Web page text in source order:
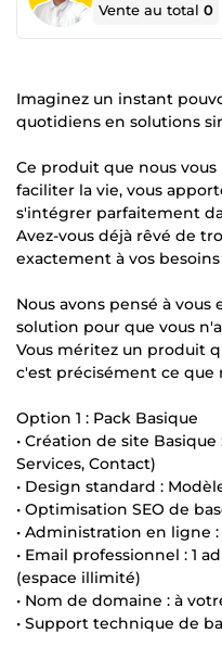
Vente au total0
Imaginez un instant
quotidiens en solutions
Ce produit que nous
faciliter la vie, vous
s'intégrer parfaitement
Avez-vous déjà rêvé de
exactement à vos
Nous avons pensé à
solution pour que vous
Vous méritez un produit
c'est précisément ce que
Option 1 : Pack Basique
• Création de site
Services, Contact)
• Design standard :
• Optimisation SEO de
• Administration en ligne
• Email professionnel : 1
(espace illimité)
• Nom de domaine : à
• Support technique de